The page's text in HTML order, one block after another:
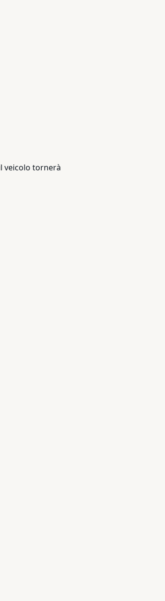
veicolo tornerà